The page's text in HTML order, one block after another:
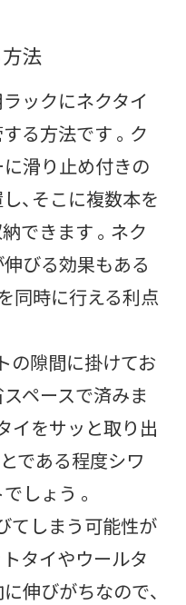
法
ックにネクタイ
る方法です 。ク
滑り止め付きの
、そこに複数本を
できます 。ネク
びる効果もある
同時に行える利点
の隙間に掛けてお
ペースで済みま
イをサッと取り出
である程度シワ
しょう 。
てしまう可能性が
タイやウールタ
伸びがちなので、